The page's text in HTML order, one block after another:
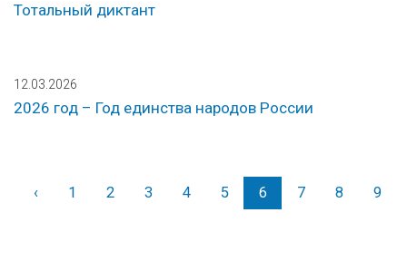
Тотальный диктант
12.03.2026
2026 год – Год единства народов России
‹Назад
1 2 3 4 5 6 7 8 9